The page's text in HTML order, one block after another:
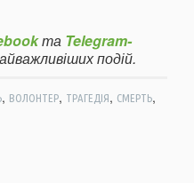
та Telegram-
подій.
, ВОЛОНТЕР, ТРАГЕДІЯ, СМЕРТЬ,